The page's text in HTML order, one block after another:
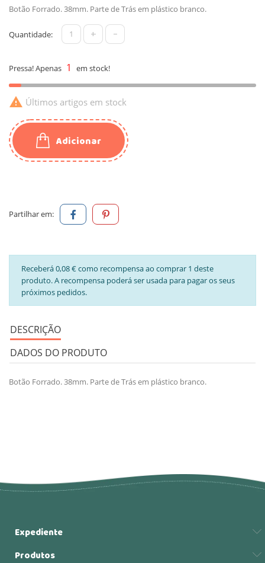
Botão Forrado. 38mm. Parte de Trás em plástico branco.
Quantidade: + -
Pressa! Apenas 1 em stock!
 Últimos artigos em stock
Adicionar
Partilhar em:
Receberá 0,08 € como recompensa ao comprar 1 deste
produto. A recompensa poderá ser usada para pagar os seus
próximos pedidos.
DESCRIÇÃO
DADOS DO PRODUTO
Botão Forrado. 38mm. Parte de Trás em plástico branco.
Expediente
Produtos